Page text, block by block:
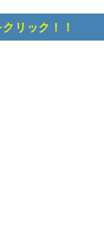
リック！！